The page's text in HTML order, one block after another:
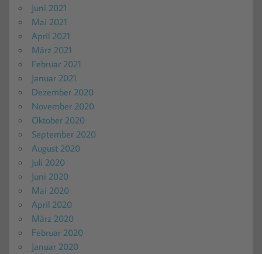
Juni 2021
Mai 2021
April 2021
März 2021
Februar 2021
Januar 2021
Dezember 2020
November 2020
Oktober 2020
September 2020
August 2020
Juli 2020
Juni 2020
Mai 2020
April 2020
März 2020
Februar 2020
Januar 2020